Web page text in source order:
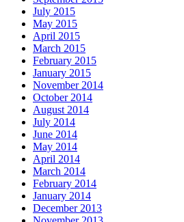
July 2015
May 2015
April 2015
March 2015
February 2015
January 2015
November 2014
October 2014
August 2014
July 2014
June 2014
May 2014
April 2014
March 2014
February 2014
January 2014
December 2013